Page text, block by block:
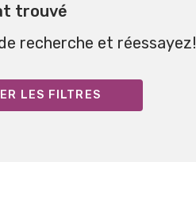
trouvé
recherche et réessayez!
LES FILTRES